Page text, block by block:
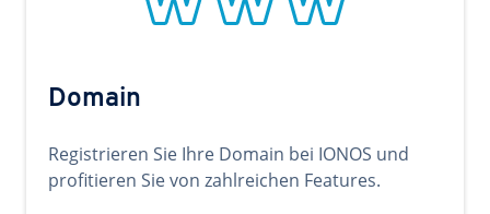
Domain
Registrieren Sie Ihre Domain bei IONOS und
profitieren Sie von zahlreichen Features.